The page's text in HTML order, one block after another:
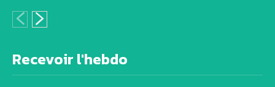
Recevoir l'hebdo